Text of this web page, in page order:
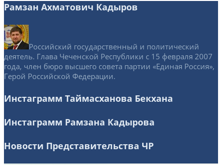
Рамзан Ахматович Кадыров
Российский государственный и политический
деятель. Глава Чеченской Республики с 15 февраля 2007
года, член бюро высшего совета партии «Единая Россия»,
Герой Российской Федерации.
Инстаграмм Таймасханова Бекхана
Инстаграмм Рамзана Кадырова
Новости Представительства ЧР